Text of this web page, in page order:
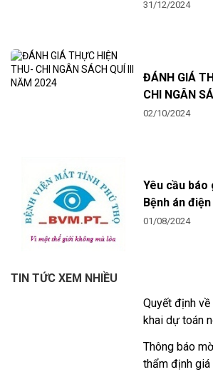
sản công
31/12/2024
ĐÁNH GIÁ
CHI NGÂN
2024
02/10/2024
Yêu cầu báo
Bệnh án
01/08/2024
TIN TỨC XEM NHIỀU
Quyết định
khai dự toán
Thông báo
thẩm định giá